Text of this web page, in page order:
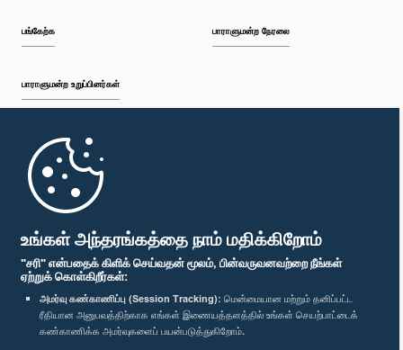
உங்கள் அந்தரங்கத்தை நாம் மதிக்கிறோம்
"சரி" என்பதைக் கிளிக் செய்வதன் மூலம், பின்வருவனவற்றை நீங்கள்
ஏற்றுக் கொள்கிறீர்கள்:
அமர்வு கண்காணிப்பு (Session Tracking): மென்மையான மற்றும் தனிப்பட்ட
ரீதியான அனுபவத்திற்காக எங்கள் இணையத்தளத்தில் உங்கள் செயற்பாட்டைக்
கண்காணிக்க அமர்வுகளைப் பயன்படுத்துகிறோம்.
பங்கேற்க
பாராளுமன்ற உறுப்பினர்கள்
முதற்பக்கம்
பாராளுமன்ற நேரலை
பாராளுமன்ற கையடக்க செயலி
எம்மை பின்தொடர்க :